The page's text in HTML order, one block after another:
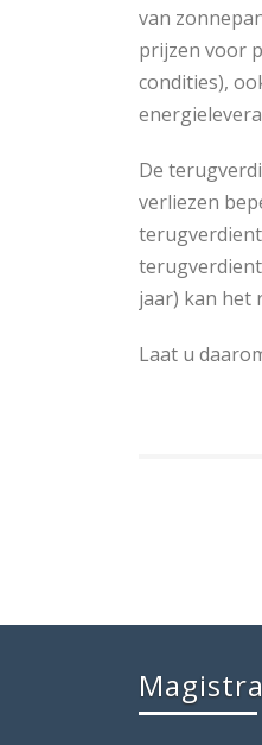
van
prijzen voor
condities),
De
verliezen
jaar) kan het
Laat u